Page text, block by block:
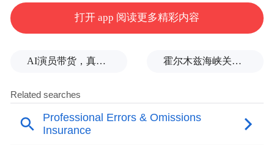
掉的部分股权，如今价值竟高达104亿元，气
的老黄直说这是人生“唯一的遗憾”。
打开 app 阅读更多精彩内容
AI演员带货，真人演员授权：AI时代如何重构信任关系 霍尔木兹海峡关闭致伊拉克石油出口骤降75%